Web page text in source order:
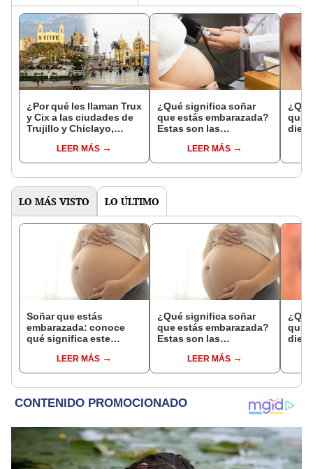
¿Por qué les llaman Trux
y Cix a las ciudades de
Trujillo y Chiclayo,
LEER MÁS
¿Qué significa soñar
que estás embarazada?
Estas son las
comunesLEER MÁS
que
LO MÁS VISTO LO ÚLTIMO
Soñar que estás
embarazada: conoce
qué significa este
LEER MÁS
¿Qué significa soñar
que estás embarazada?
Estas son las
comunesLEER MÁS
que